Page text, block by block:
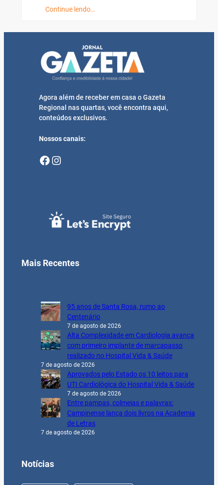
Continue lendo…
Agora além de receber em casa o Gazeta
Regional nas quartas, você encontra aqui,
conteúdos exclusivos.
Nossos canais:
Facebook Instagram
Mais Recentes
95 anos de Santa Rosa, rumo ao
Centenário
7 de agosto de 2026
Alta Complexidade em Cardiologia avança
com primeiro implante de marcapasso
realizado no Hospital Vida & Saúde
7 de agosto de 2026
Aprovados pelo Estado os 10 leitos para
UTI Cardiológica do Hospital Vida & Saúde
7 de agosto de 2026
Entre pampas, colmeias e palavras:
Campinense lança dois livros na Academia
de Letras
7 de agosto de 2026
Notícias